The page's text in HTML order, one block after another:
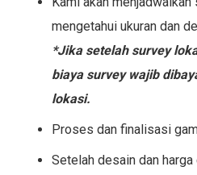
mengetahui ukuran dan
*Jika setelah survey
biaya survey wajib
lokasi.
Proses dan finalisasi
Setelah desain dan